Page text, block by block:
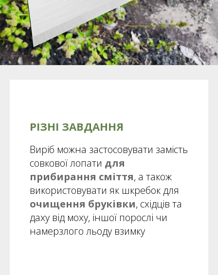
РІЗНІ ЗАВДАННЯ
Виріб можна застосовувати замість
совкової лопати для
прибирання сміття, а також
використовувати як шкребок для
очищення бруківки, східців та
даху від моху, іншої порослі чи
намерзлого льоду взимку